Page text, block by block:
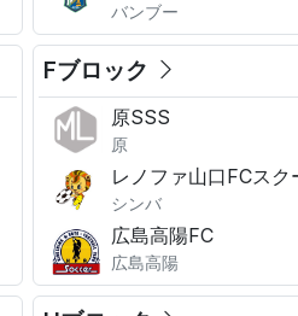
バンブー
Fブロック
原SSS
原
レノファ山口FCスク
シンバ
広島高陽FC
広島高陽